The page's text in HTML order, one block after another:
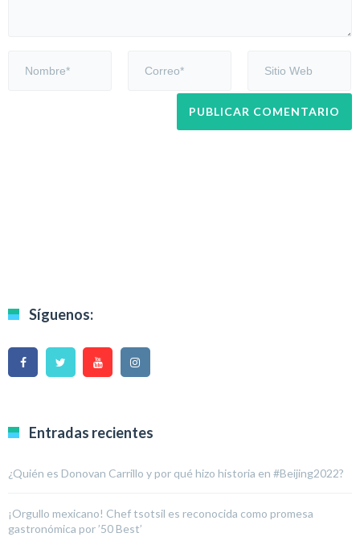
Síguenos:
Entradas recientes
¿Quién es Donovan Carrillo y por qué hizo historia en #Beijing2022?
¡Orgullo mexicano! Chef tsotsil es reconocida como promesa
gastronómica por ’50 Best’